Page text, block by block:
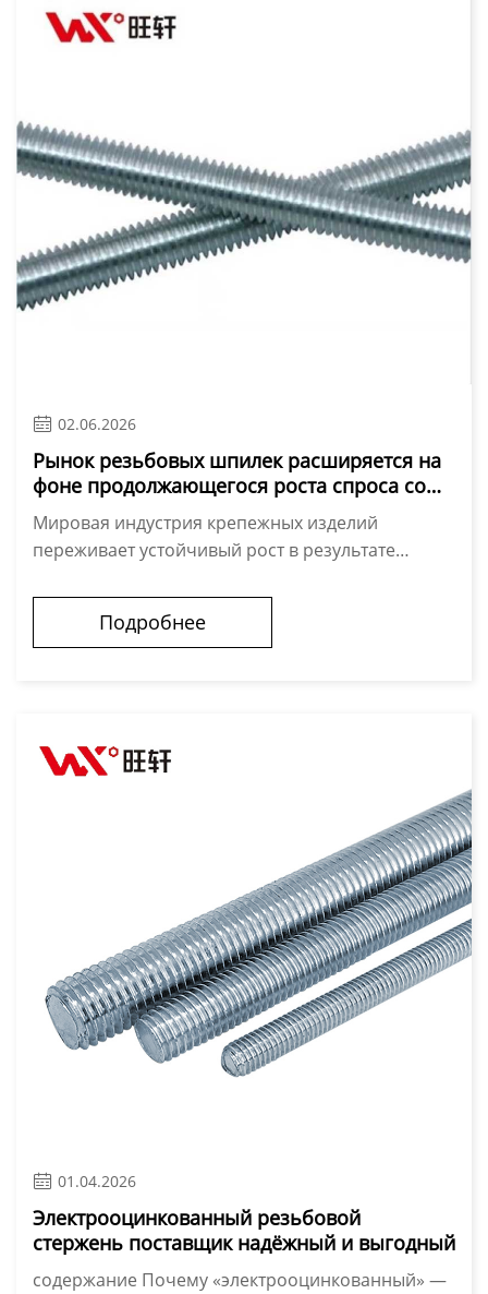
 02.06.2026
Рынок резьбовых шпилек расширяется на
фоне продолжающегося роста спроса со
стороны строительной и промышленной
отраслей.
Мировая индустрия крепежных изделий
переживает устойчивый рост в результате
энергетических проектов по всему миру, что
приводит...Подробнее
 01.04.2026
Электрооцинкованный резьбовой
стержень поставщик надёжный и выгодный
содержание Почему «электрооцинкованный» —